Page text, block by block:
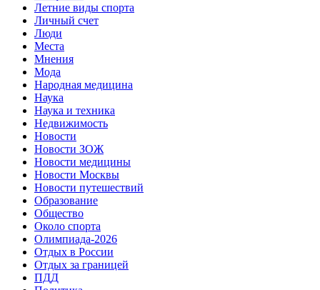
Летние виды спорта
Личный счет
Люди
Места
Мнения
Мода
Народная медицина
Наука
Наука и техника
Недвижимость
Новости
Новости ЗОЖ
Новости медицины
Новости Москвы
Новости путешествий
Образование
Общество
Около спорта
Олимпиада-2026
Отдых в России
Отдых за границей
ПДД